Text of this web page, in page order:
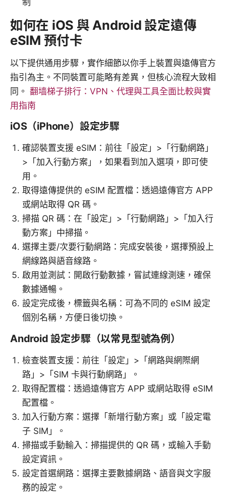
如何在 iOS 與 Android 設定遠傳
eSIM 預付卡
以下提供通用步驟，實作細節以你手上裝置與遠傳官方
指引為主。不同裝置可能略有差異，但核心流程大致相
同。 翻墙梯子排行：VPN、代理與工具全面比較與實
用指南
iOS（iPhone）設定步驟
確認裝置支援 eSIM：前往「設定」>「行動網路」
>「加入行動方案」，如果看到加入選項，即可使
用。
取得遠傳提供的 eSIM 配置檔：透過遠傳官方 APP
或網站取得 QR 碼。
掃描 QR 碼：在「設定」>「行動網路」>「加入行
動方案」中掃描。
選擇主要/次要行動網路：完成安裝後，選擇預設上
網線路與語音線路。
啟用並測試：開啟行動數據，嘗試連線測速，確保
數據通暢。
設定完成後，標籤與名稱：可為不同的 eSIM 設定
個別名稱，方便日後切換。
Android 設定步驟（以常見型號為例）
檢查裝置支援：前往「設定」>「網路與網際網
路」>「SIM 卡與行動網路」。
取得配置檔：透過遠傳官方 APP 或網站取得 eSIM
配置檔。
加入行動方案：選擇「新增行動方案」或「設定電
子 SIM」。
掃描或手動輸入：掃描提供的 QR 碼，或輸入手動
設定資訊。
設定首選網路：選擇主要數據網路、語音與文字服
務的設定。